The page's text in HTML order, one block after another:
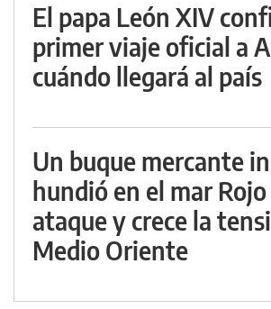
El papa León XIV
primer viaje oficial a
cuándo llegará al país
Un buque mercante
hundió en el mar
ataque y crece la
Medio Oriente